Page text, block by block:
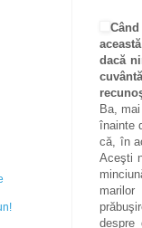
dacă
Ba,
înainte
că, în
Aceşti
despre